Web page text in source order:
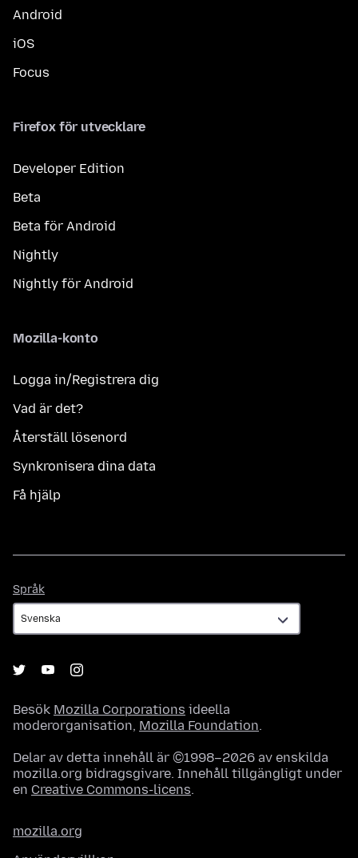
Android
iOS
Focus
Firefox för utvecklare
Developer Edition
Beta
Beta för Android
Nightly
Nightly för Android
Mozilla-konto
Logga in/Registrera dig
Vad är det?
Återställ lösenord
Synkronisera dina data
Få hjälp
Språk
Besök Mozilla Corporations ideella
moderorganisation, Mozilla Foundation.
Delar av detta innehåll är ©1998–2026 av enskilda
mozilla.org bidragsgivare. Innehåll tillgängligt under
en Creative Commons-licens.
mozilla.org